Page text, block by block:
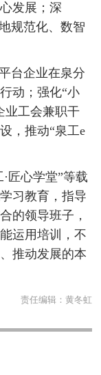
发展；深
规范化、数智
台企业在泉分
动；强化“小
业工会兼职干
，推动“泉工e
匠心学堂”等载
习教育，指导
的领导班子，
运用培训，不
推动发展的本
责任编辑： 黄冬虹